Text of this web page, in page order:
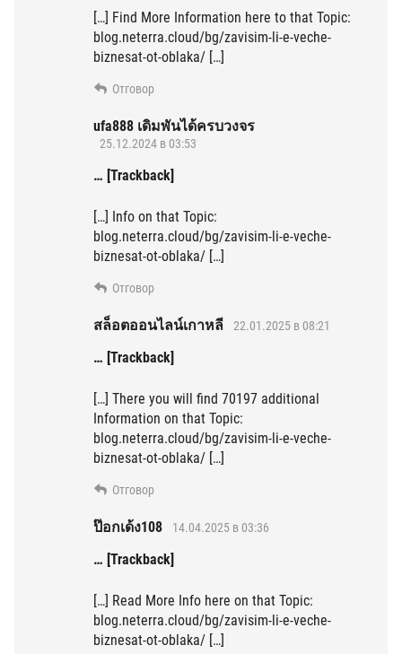
[…] Find More Information here to that Topic:
blog.neterra.cloud/bg/zavisim-li-e-veche-
biznesat-ot-oblaka/ […]
Отговор
ufa888 เดิมพันได้ครบวงจร
25.12.2024 в 03:53
… [Trackback]
[…] Info on that Topic:
blog.neterra.cloud/bg/zavisim-li-e-veche-
biznesat-ot-oblaka/ […]
Отговор
สล็อตออนไลน์เกาหลี 22.01.2025 в 08:21
… [Trackback]
[…] There you will find 70197 additional
Information on that Topic:
blog.neterra.cloud/bg/zavisim-li-e-veche-
biznesat-ot-oblaka/ […]
Отговор
ป๊อกเด้ง108 14.04.2025 в 03:36
… [Trackback]
[…] Read More Info here on that Topic:
blog.neterra.cloud/bg/zavisim-li-e-veche-
biznesat-ot-oblaka/ […]